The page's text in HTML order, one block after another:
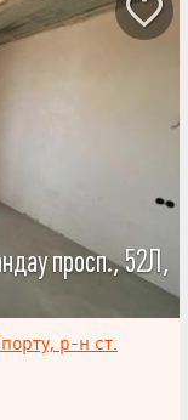
просп., 52Л,
р-н ст.